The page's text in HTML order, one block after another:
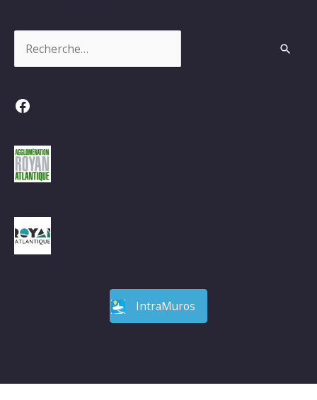
Facebook
IntraMuros